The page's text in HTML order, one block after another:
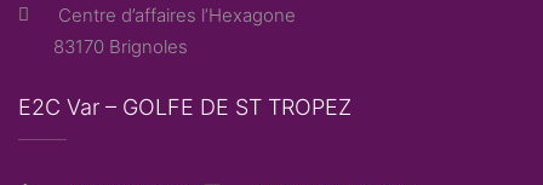
Centre d’affaires l’Hexagone
83170 Brignoles
E2C Var – GOLFE DE ST TROPEZ